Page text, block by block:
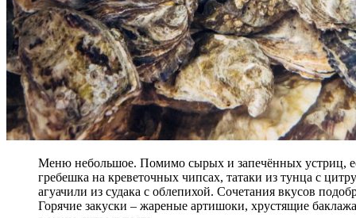
Меню небольшое. Помимо сырых и запечённых устриц,
гребешка на креветочных чипсах, татаки из тунца с
агуачили из судака с облепихой. Сочетания вкусов
Горячие закуски – жареные артишоки, хрустящие